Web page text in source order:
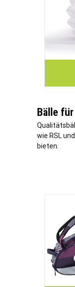
Bälle
wie RSL
bieten.